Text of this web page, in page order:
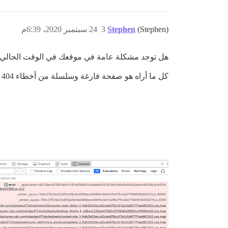
Stephen (Stephen) 24 سبتمبر 2020، 6:39م 3
هل توجد مشكلة عامة في موقعك في الوقت
كل ما أراه هو صفحة فارغة وسلسلة من أخطاء 404 في وحدة التحكم: